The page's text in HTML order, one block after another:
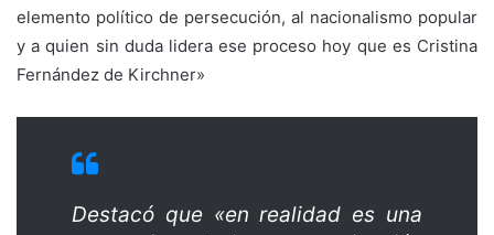
elemento político de persecución, al nacionalismo popular
y a quien sin duda lidera ese proceso hoy que es Cristina
Fernández de Kirchner»
Destacó que «en realidad es una